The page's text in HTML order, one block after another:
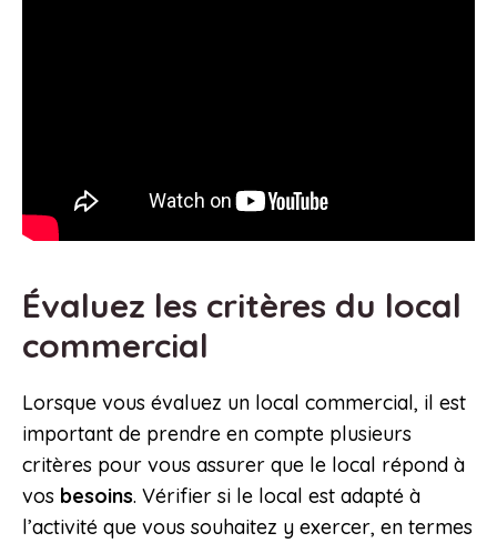
Évaluez les critères du local
commercial
Lorsque vous évaluez un local commercial, il est
important de prendre en compte plusieurs
critères pour vous assurer que le local répond à
vos besoins. Vérifier si le local est adapté à
l’activité que vous souhaitez y exercer, en termes